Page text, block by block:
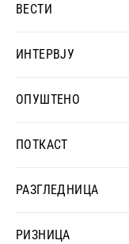
ВЕСТИ
ИНТЕРВЈУ
ОПУШТЕНО
ПОТКАСТ
РАЗГЛЕДНИЦА
РИЗНИЦА